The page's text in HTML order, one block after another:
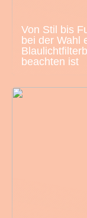
Von Stil bis
bei der Wahl
beachten ist